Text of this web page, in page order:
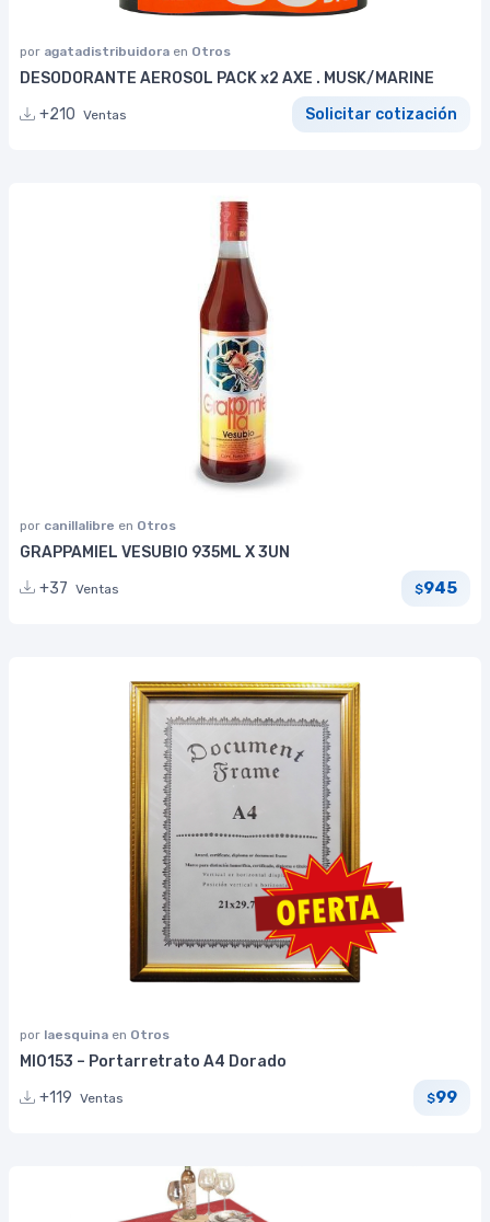
por agatadistribuidora en Otros
DESODORANTE AEROSOL PACK x2 AXE . MUSK/MARINE
+210 Ventas Solicitar cotización
por canillalibre en Otros
GRAPPAMIEL VESUBIO 935ML X 3UN
+37 Ventas $945
por laesquina en Otros
MI0153 – Portarretrato A4 Dorado
+119 Ventas $99